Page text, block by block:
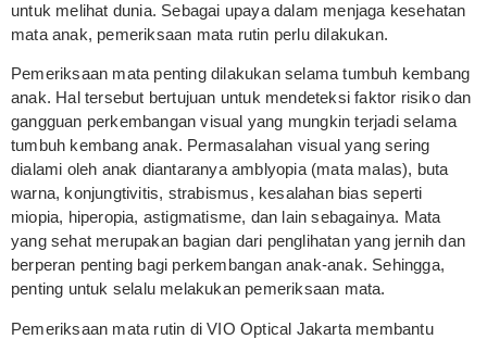
untuk melihat dunia. Sebagai upaya dalam menjaga kesehatan
mata anak, pemeriksaan mata rutin perlu dilakukan.
Pemeriksaan mata penting dilakukan selama tumbuh kembang
anak. Hal tersebut bertujuan untuk mendeteksi faktor risiko dan
gangguan perkembangan visual yang mungkin terjadi selama
tumbuh kembang anak. Permasalahan visual yang sering
dialami oleh anak diantaranya amblyopia (mata malas), buta
warna, konjungtivitis, strabismus, kesalahan bias seperti
miopia, hiperopia, astigmatisme, dan lain sebagainya. Mata
yang sehat merupakan bagian dari penglihatan yang jernih dan
berperan penting bagi perkembangan anak-anak. Sehingga,
penting untuk selalu melakukan pemeriksaan mata.
Pemeriksaan mata rutin di VIO Optical Jakarta membantu